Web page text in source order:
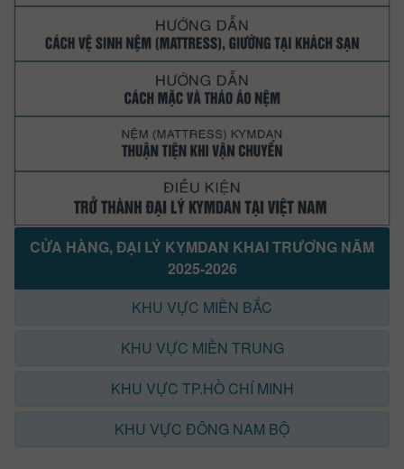
CỬA HÀNG, ĐẠI LÝ KYMDAN KHAI TRƯƠNG NĂM
2025-2026
KHU VỰC MIỀN BẮC
KHU VỰC MIỀN TRUNG
KHU VỰC TP.HỒ CHÍ MINH
KHU VỰC ĐÔNG NAM BỘ